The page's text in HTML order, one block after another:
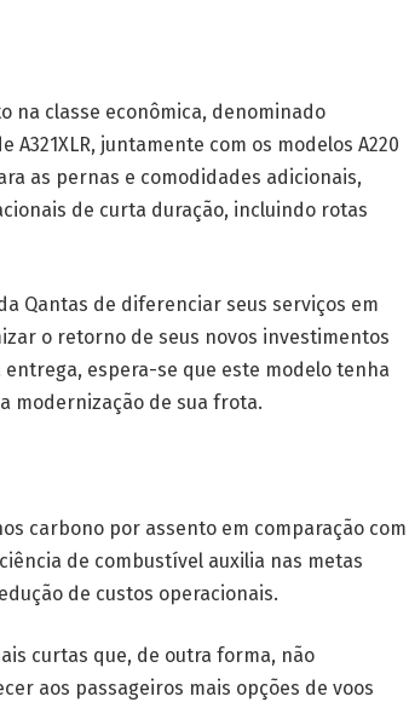
na classe econômica, denominado
juntamente com os modelos A220
as pernas e comodidades adicionais,
de curta duração, incluindo rotas
Qantas de diferenciar seus serviços em
o retorno de seus novos investimentos
entrega, espera-se que este modelo tenha
modernização de sua frota.
carbono por assento em comparação com
de combustível auxilia nas metas
de custos operacionais.
curtas que, de outra forma, não
aos passageiros mais opções de voos